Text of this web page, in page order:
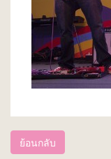
ย้อนกลับ